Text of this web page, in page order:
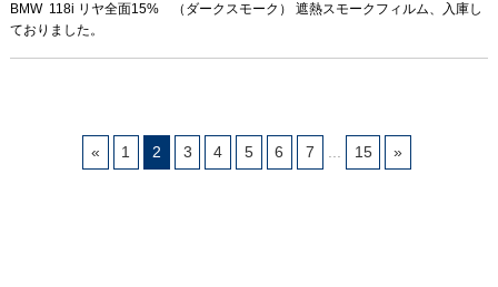
BMW 118i リヤ全面15% （ダークスモーク） 遮熱スモークフィルム、入庫し
ておりました。
« 1 2 3 4 5 6 7 ... 15 »